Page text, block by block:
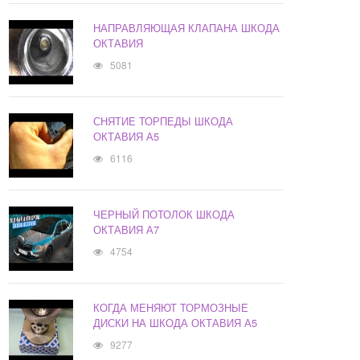
НАПРАВЛЯЮЩАЯ КЛАПАНА ШКОДА
ОКТАВИЯ
5081
СНЯТИЕ ТОРПЕДЫ ШКОДА
ОКТАВИЯ А5
6116
ЧЕРНЫЙ ПОТОЛОК ШКОДА
ОКТАВИЯ А7
4754
КОГДА МЕНЯЮТ ТОРМОЗНЫЕ
ДИСКИ НА ШКОДА ОКТАВИЯ А5
9277